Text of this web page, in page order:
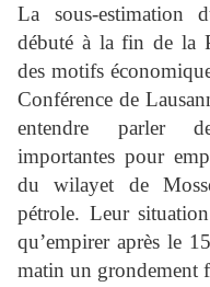
La sous-estimation
débuté à la fin de la
des motifs
Conférence de
entendre parler
importantes pour
du wilayet de
pétrole. Leur
qu’empirer après le
matin un grondement